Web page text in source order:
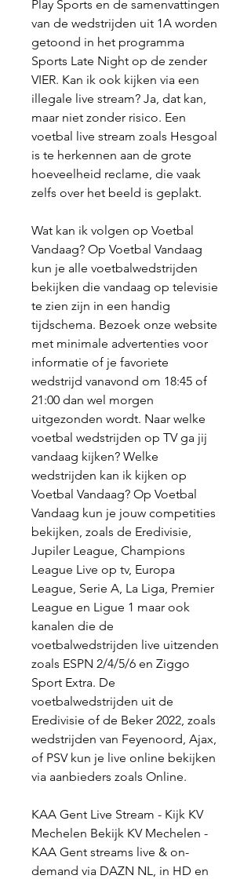
Play Sports en de samenvattingen
van de wedstrijden uit 1A worden
getoond in het programma
Sports Late Night op de zender
VIER. Kan ik ook kijken via een
illegale live stream? Ja, dat kan,
maar niet zonder risico. Een
voetbal live stream zoals Hesgoal
is te herkennen aan de grote
hoeveelheid reclame, die vaak
zelfs over het beeld is geplakt.
Wat kan ik volgen op Voetbal
Vandaag? Op Voetbal Vandaag
kun je alle voetbalwedstrijden
bekijken die vandaag op televisie
te zien zijn in een handig
tijdschema. Bezoek onze website
met minimale advertenties voor
informatie of je favoriete
wedstrijd vanavond om 18:45 of
21:00 dan wel morgen
uitgezonden wordt. Naar welke
voetbal wedstrijden op TV ga jij
vandaag kijken? Welke
wedstrijden kan ik kijken op
Voetbal Vandaag? Op Voetbal
Vandaag kun je jouw competities
bekijken, zoals de Eredivisie,
Jupiler League, Champions
League Live op tv, Europa
League, Serie A, La Liga, Premier
League en Ligue 1 maar ook
kanalen die de
voetbalwedstrijden live uitzenden
zoals ESPN 2/4/5/6 en Ziggo
Sport Extra. De
voetbalwedstrijden uit de
Eredivisie of de Beker 2022, zoals
wedstrijden van Feyenoord, Ajax,
of PSV kun je live online bekijken
via aanbieders zoals Online.
KAA Gent Live Stream - Kijk KV
Mechelen Bekijk KV Mechelen -
KAA Gent streams live & on-
demand via DAZN NL, in HD en